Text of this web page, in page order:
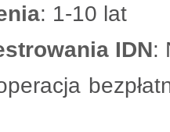
: 1-10 lat
IDN: